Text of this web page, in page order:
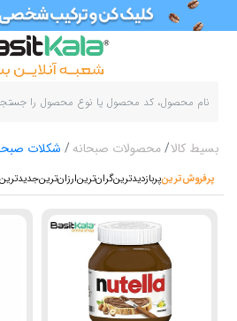
بسیط کالا محصولات صبحانه شکلات
پرفروش‌ترین‌پربازدیدترینگران‌ترینارزان‌ترینجدیدترین